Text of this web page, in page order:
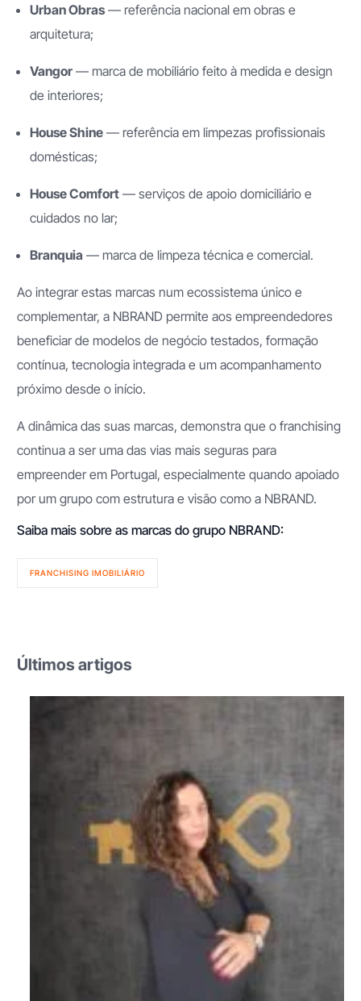
Urban Obras — referência nacional em obras e
arquitetura;
Vangor — marca de mobiliário feito à medida e design
de interiores;
House Shine — referência em limpezas profissionais
domésticas;
House Comfort — serviços de apoio domiciliário e
cuidados no lar;
Branquia — marca de limpeza técnica e comercial.
Ao integrar estas marcas num ecossistema único e
complementar, a NBRAND permite aos empreendedores
beneficiar de modelos de negócio testados, formação
contínua, tecnologia integrada e um acompanhamento
próximo desde o início.
A dinâmica das suas marcas, demonstra que o franchising
continua a ser uma das vias mais seguras para
empreender em Portugal, especialmente quando apoiado
por um grupo com estrutura e visão como a NBRAND.
Saiba mais sobre as marcas do grupo NBRAND:
FRANCHISING IMOBILIÁRIO
Últimos artigos